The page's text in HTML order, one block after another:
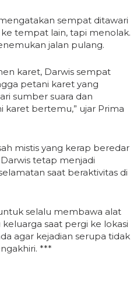
sempat ditawari
tempat lain, tapi menolak.
jalan pulang.
karet, Darwis sempat
petani karet yang
sumber suara dan
karet bertemu,” ujar Prima
mistis yang kerap beredar
tetap menjadi
saat beraktivitas di
selalu membawa alat
saat pergi ke lokasi
agar kejadian serupa tidak
***